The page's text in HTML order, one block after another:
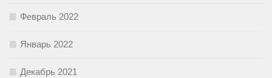
Февраль 2022
Январь 2022
Декабрь 2021